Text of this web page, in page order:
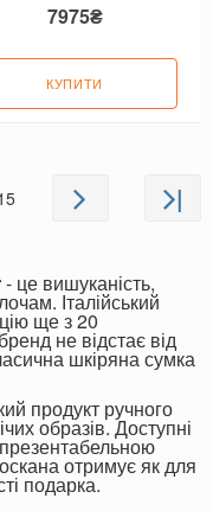
7975₴
КУПИТИ
|
- це вишуканість,
Італійський
ще з 20
не відстає від
шкіряна сумка
продукт ручного
образів. Доступні
отримує як для
подарка.